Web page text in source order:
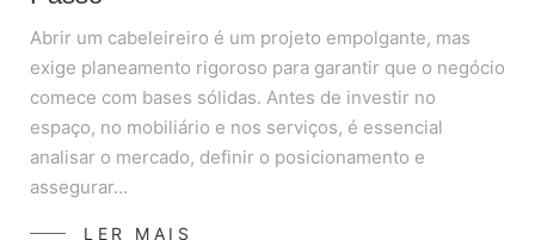
Abrir um cabeleireiro é um projeto empolgante, mas
exige planeamento rigoroso para garantir que o negócio
comece com bases sólidas. Antes de investir no
espaço, no mobiliário e nos serviços, é essencial
analisar o mercado, definir o posicionamento e
assegurar…
LER MAIS